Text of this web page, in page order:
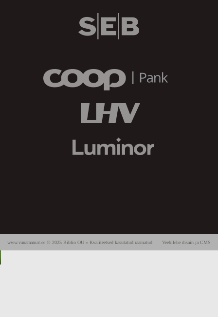
Veebilehe disain ja CMS
www.vanaraamat.ee © 2025 Biblio OÜ » Kvaliteetsed kasutatud raamatud